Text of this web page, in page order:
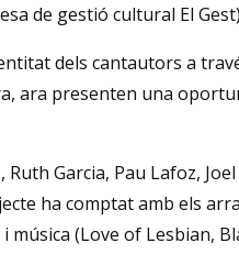
de gestió cultural El
dels cantautors a
ara presenten una
Garcia, Pau Lafoz,
ha comptat amb els
(Love of Lesbian,